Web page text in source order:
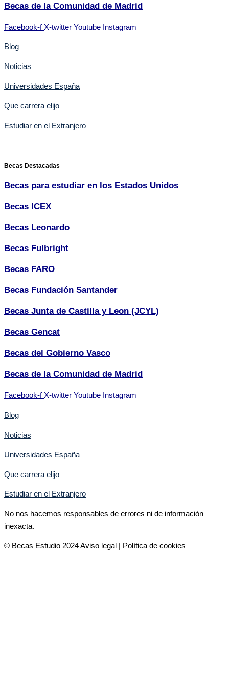
Becas de la Comunidad de Madrid
Facebook-f X-twitter Youtube Instagram
Blog
Noticias
Universidades España
Que carrera elijo
Estudiar en el Extranjero
Becas Destacadas
Becas para estudiar en los Estados Unidos
Becas ICEX
Becas Leonardo
Becas Fulbright
Becas FARO
Becas Fundación Santander
Becas Junta de Castilla y Leon (JCYL)
Becas Gencat
Becas del Gobierno Vasco
Becas de la Comunidad de Madrid
Facebook-f X-twitter Youtube Instagram
Blog
Noticias
Universidades España
Que carrera elijo
Estudiar en el Extranjero
No nos hacemos responsables de errores ni de información
inexacta.
© Becas Estudio 2024 Aviso legal | Política de cookies